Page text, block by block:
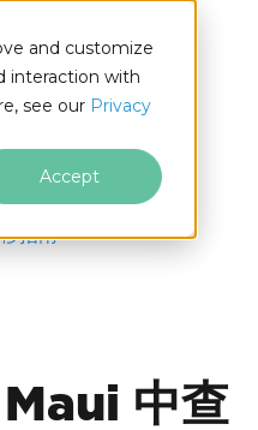
and customize
interaction with
see our Privacy
Accept
指南
中查